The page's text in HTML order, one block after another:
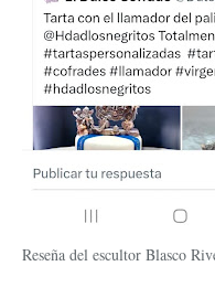
Reseña del escultor Blasco